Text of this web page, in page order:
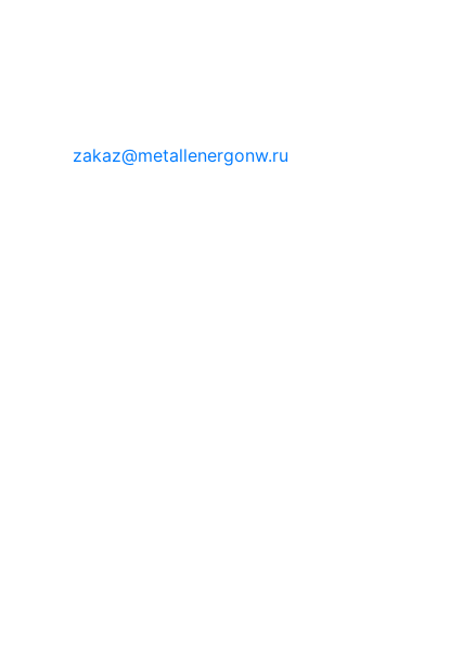
zakaz@metallenergonw.ru